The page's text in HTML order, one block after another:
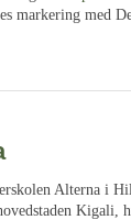
markering med
Alterna i